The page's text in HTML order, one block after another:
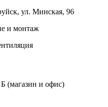
ул. Минская, 96
и монтаж
(магазин и офис)